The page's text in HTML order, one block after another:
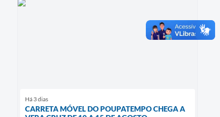
Há 3 dias
CARRETA MÓVEL DO POUPATEMPO CHEGA A